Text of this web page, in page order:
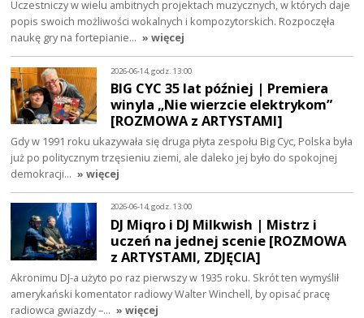
Uczestniczy w wielu ambitnych projektach muzycznych, w których daje
popis swoich możliwości wokalnych i kompozytorskich. Rozpoczęła
naukę gry na fortepianie… » więcej
2026-06-14, godz. 13:00
BIG CYC 35 lat później | Premiera
winyla „Nie wierzcie elektrykom”
[ROZMOWA z ARTYSTAMI]
Gdy w 1991 roku ukazywała się druga płyta zespołu Big Cyc, Polska była
już po politycznym trzęsieniu ziemi, ale daleko jej było do spokojnej
demokracji… » więcej
2026-06-14, godz. 13:00
DJ Miqro i DJ Milkwish | Mistrz i
uczeń na jednej scenie [ROZMOWA
z ARTYSTAMI, ZDJĘCIA]
Akronimu DJ-a użyto po raz pierwszy w 1935 roku. Skrót ten wymyślił
amerykański komentator radiowy Walter Winchell, by opisać pracę
radiowca gwiazdy –… » więcej